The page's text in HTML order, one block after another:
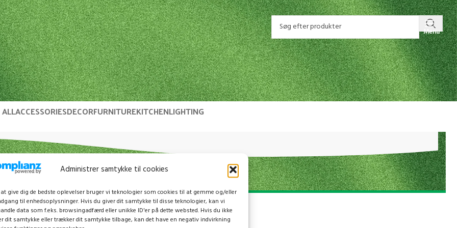
Administrer samtykke til cookies
give dig de bedste oplevelser bruger vi teknologier som cookies til at gemme og/eller
til enhedsoplysninger. Hvis du giver dit samtykke til disse teknologier, kan vi
data som f.eks. browsingadfærd eller unikke ID'er på dette websted. Hvis du ikke
dit samtykke eller trækker dit samtykke tilbage, kan det have en negativ indvirkning
Menu
ALLACCESSORIESDECORFURNITUREKITCHENLIGHTING
Furniture
A lacus bibendum pulvinar